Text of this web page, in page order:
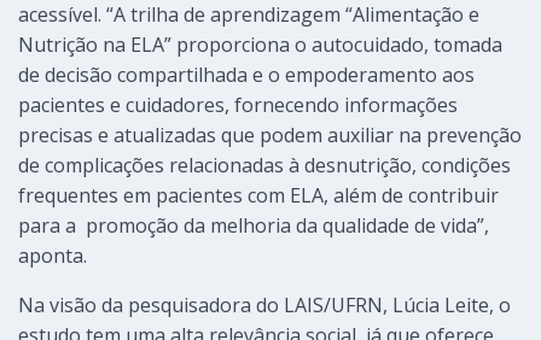
acessível. “A trilha de aprendizagem “Alimentação e
Nutrição na ELA” proporciona o autocuidado, tomada
de decisão compartilhada e o empoderamento aos
pacientes e cuidadores, fornecendo informações
precisas e atualizadas que podem auxiliar na prevenção
de complicações relacionadas à desnutrição, condições
frequentes em pacientes com ELA, além de contribuir
para a promoção da melhoria da qualidade de vida”,
aponta.
Na visão da pesquisadora do LAIS/UFRN, Lúcia Leite, o